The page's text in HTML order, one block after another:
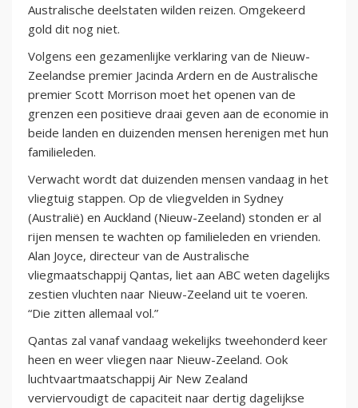
Australische deelstaten wilden reizen. Omgekeerd
gold dit nog niet.
Volgens een gezamenlijke verklaring van de Nieuw-
Zeelandse premier Jacinda Ardern en de Australische
premier Scott Morrison moet het openen van de
grenzen een positieve draai geven aan de economie in
beide landen en duizenden mensen herenigen met hun
familieleden.
Verwacht wordt dat duizenden mensen vandaag in het
vliegtuig stappen. Op de vliegvelden in Sydney
(Australië) en Auckland (Nieuw-Zeeland) stonden er al
rijen mensen te wachten op familieleden en vrienden.
Alan Joyce, directeur van de Australische
vliegmaatschappij Qantas, liet aan ABC weten dagelijks
zestien vluchten naar Nieuw-Zeeland uit te voeren.
“Die zitten allemaal vol.”
Qantas zal vanaf vandaag wekelijks tweehonderd keer
heen en weer vliegen naar Nieuw-Zeeland. Ook
luchtvaartmaatschappij Air New Zealand
verviervoudigt de capaciteit naar dertig dagelijkse